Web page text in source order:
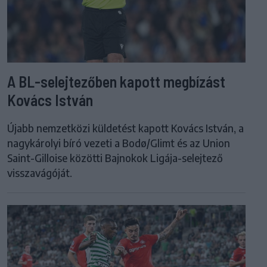
A BL-selejtezőben kapott megbízást
Kovács István
Újabb nemzetközi küldetést kapott Kovács István, a
nagykárolyi bíró vezeti a Bodø/Glimt és az Union
Saint-Gilloise közötti Bajnokok Ligája-selejtező
visszavágóját.